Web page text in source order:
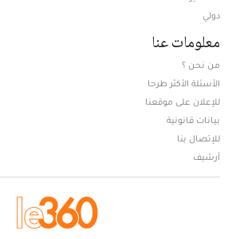
دولي
معلومات عنا
من نحن ؟
الأسئلة الأكثر طرحا
للإعلان على موقعنا
بيانات قانونية
للإتصال بنا
أرشيف